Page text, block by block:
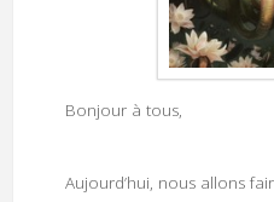
Bonjour à tous,
Aujourd’hui, nous allons